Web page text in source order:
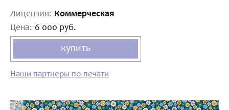
Лицензия: Коммерческая
Цена: 6 000 руб.
купить
Наши партнеры по печати